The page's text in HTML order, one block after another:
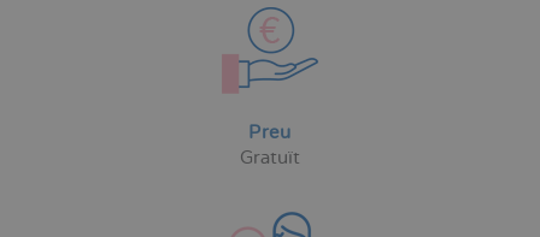
Preu
Gratuït